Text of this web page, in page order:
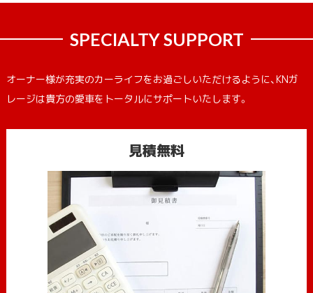
SPECIALTY SUPPORT
オーナー様が充実のカーライフをお過ごしいただけるように、KNガ
レージは貴方の愛車をトータルにサポートいたします。
見積無料